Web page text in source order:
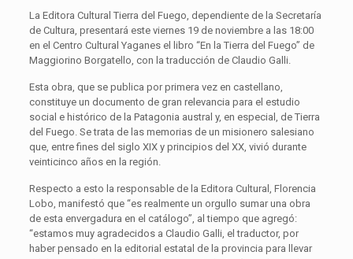
La Editora Cultural Tierra del Fuego, dependiente de la Secretaría
de Cultura, presentará este viernes 19 de noviembre a las 18:00
en el Centro Cultural Yaganes el libro “En la Tierra del Fuego” de
Maggiorino Borgatello, con la traducción de Claudio Galli.
Esta obra, que se publica por primera vez en castellano,
constituye un documento de gran relevancia para el estudio
social e histórico de la Patagonia austral y, en especial, de Tierra
del Fuego. Se trata de las memorias de un misionero salesiano
que, entre fines del siglo XIX y principios del XX, vivió durante
veinticinco años en la región.
Respecto a esto la responsable de la Editora Cultural, Florencia
Lobo, manifestó que “es realmente un orgullo sumar una obra
de esta envergadura en el catálogo”, al tiempo que agregó:
“estamos muy agradecidos a Claudio Galli, el traductor, por
haber pensado en la editorial estatal de la provincia para llevar